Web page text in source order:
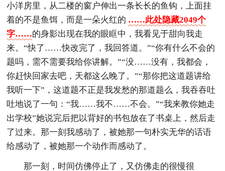
小洋房里，从二楼的窗户伸出一条长长的鱼钩，上面挂
着的不是鱼饵，而是一朵火红的 ……此处隐藏2049个
字……的身影出现在我的眼眶中，我看见于甜向我走
来。“快了……快改完了，我回答道。”“你有什么不会的
题吗，需不需要我给你讲解。”“没……没有，我都会，
你赶快回家去吧，天都这么晚了。”“那你把这道题讲给
我听一下”，这道题不正是我发愁的那道题么，我吞吞吐
吐地说了一句：“我……我不……不会。”“我来教你她走
出学校”她说完后把以背好的书包放在了书桌上，然后走
了过来。那一刻我感动了，被她那一句朴实无华的话语
给感动了，被她那一个动作而感动了。
那一刻，时间仿佛停止了，又仿佛走的很慢很